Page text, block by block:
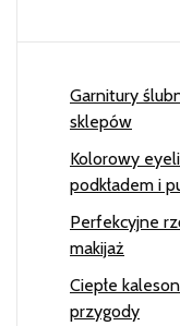
Garnitury
sklepów
Kolorowy
podkładem i
Perfekcyjne
makijaż
Ciepłe
przygody